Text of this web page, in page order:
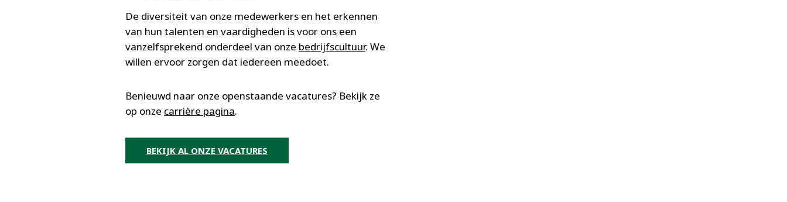
De diversiteit van onze medewerkers en het erkennen
van hun talenten en vaardigheden is voor ons een
vanzelfsprekend onderdeel van onze bedrijfscultuur. We
willen ervoor zorgen dat iedereen meedoet.
Benieuwd naar onze openstaande vacatures? Bekijk ze
op onze carrière pagina.
BEKIJK AL ONZE VACATURES